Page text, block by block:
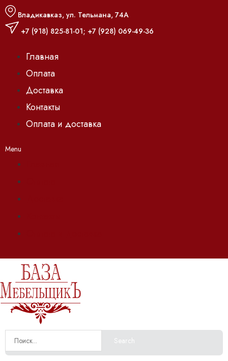
Владикавказ, ул. Тельмана, 74А
+7 (918) 825-81-01; +7 (928) 069-49-36
Главная
Оплата
Доставка
Контакты
Оплата и доставка
Menu
Search